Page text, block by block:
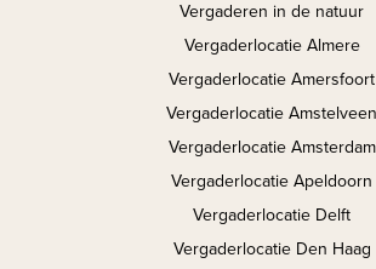
Vergaderen in de natuur
Vergaderlocatie Almere
Vergaderlocatie Amersfoort
Vergaderlocatie Amstelveen
Vergaderlocatie Amsterdam
Vergaderlocatie Apeldoorn
Vergaderlocatie Delft
Vergaderlocatie Den Haag